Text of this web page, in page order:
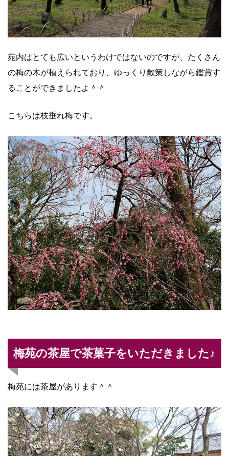
苑内はとても広いというわけではないのですが、たくさん
の梅の木が植えられており、ゆっくり散策しながら鑑賞す
ることができましたよ＾＾
こちらは枝垂れ梅です。
梅苑の茶屋で茶菓子をいただきました♪
梅苑には茶屋があります＾＾